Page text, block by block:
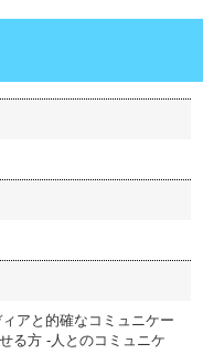
アと的確なコミュニケー
る方 -人とのコミュニケ